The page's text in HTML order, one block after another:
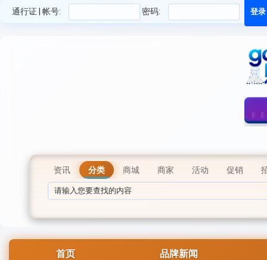
通行证 | 帐号: 密码:
资讯 分类 商城 商家 活动 促销
首页 品牌新闻